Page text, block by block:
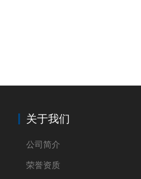
关于我们
公司简介
荣誉资质